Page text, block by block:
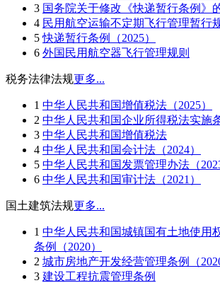
3 国务院关于修改《快递暂行条例》
4 民用航空运输不定期飞行管理暂行
5 快递暂行条例（2025）
6 外国民用航空器飞行管理规则
税务法律法规更多...
1 中华人民共和国增值税法（2025）
2 中华人民共和国企业所得税法实施
3 中华人民共和国增值税法
4 中华人民共和国会计法（2024）
5 中华人民共和国发票管理办法（2023
6 中华人民共和国审计法（2021）
国土建筑法规更多...
1 中华人民共和国城镇国有土地使用
条例（2020）
2 城市房地产开发经营管理条例（2020
3 建设工程抗震管理条例